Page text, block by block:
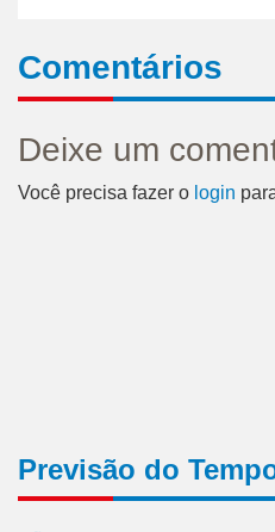
Comentários
Deixe um
Você precisa fazer o login
Previsão do